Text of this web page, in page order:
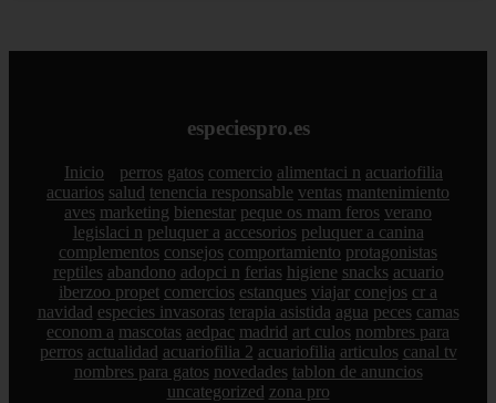
especiespro.es
Inicio perros gatos comercio alimentaci n acuariofilia
acuarios salud tenencia responsable ventas mantenimiento
aves marketing bienestar peque os mam feros verano
legislaci n peluquer a accesorios peluquer a canina
complementos consejos comportamiento protagonistas
reptiles abandono adopci n ferias higiene snacks acuario
iberzoo propet comercios estanques viajar conejos cr a
navidad especies invasoras terapia asistida agua peces camas
econom a mascotas aedpac madrid art culos nombres para
perros actualidad acuariofilia 2 acuariofilia articulos canal tv
nombres para gatos novedades tablon de anuncios
uncategorized zona pro